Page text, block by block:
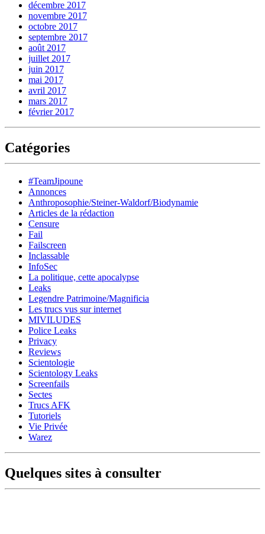
décembre 2017
novembre 2017
octobre 2017
septembre 2017
août 2017
juillet 2017
juin 2017
mai 2017
avril 2017
mars 2017
février 2017
Catégories
#TeamJipoune
Annonces
Anthroposophie/Steiner-Waldorf/Biodynamie
Articles de la rédaction
Censure
Fail
Failscreen
Inclassable
InfoSec
La politique, cette apocalypse
Leaks
Legendre Patrimoine/Magnificia
Les trucs vus sur internet
MIVILUDES
Police Leaks
Privacy
Reviews
Scientologie
Scientology Leaks
Screenfails
Sectes
Trucs AFK
Tutoriels
Vie Privée
Warez
Quelques sites à consulter